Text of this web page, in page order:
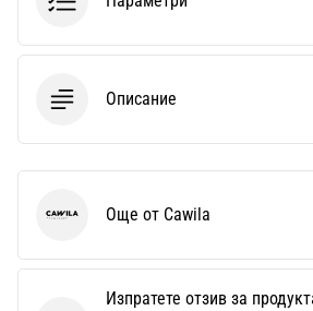
Описание
Изпратете отзив за
Cawila Още от Cawila